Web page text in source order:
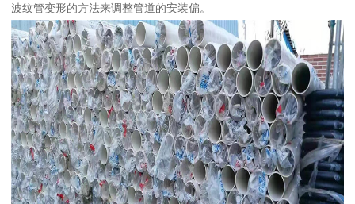
波纹管变形的方法来调整管道的安装偏。